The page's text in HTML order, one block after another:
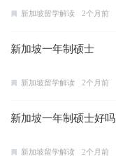
新加坡留学解读 2个月前
新加坡一年制硕士
新加坡留学解读 2个月前
新加坡一年制硕士好吗
新加坡留学解读 2个月前